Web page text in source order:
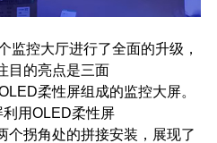
监控大厅进行了全面的升级，
目的亮点是三面
柔性屏组成的监控大屏。
用OLED柔性屏
个拐角处的拼接安装，展现了